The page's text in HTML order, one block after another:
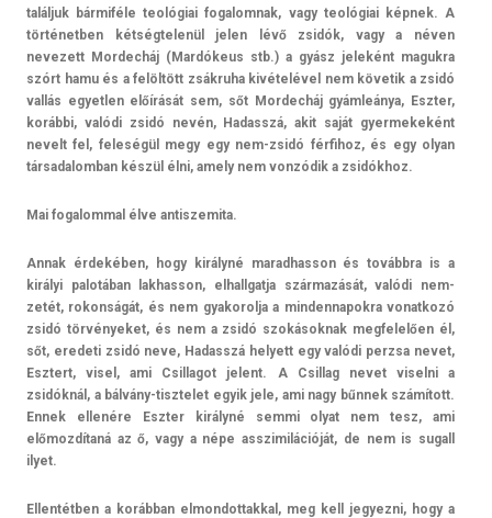
találjuk bármiféle teológiai fogalom­nak, vagy teológiai képnek. A
tör­ténetb­en két­ségtelenül jelen lévő zsidók, vagy a néven
nevezett Mor­decháj (Mardókeus stb.) a gyász jeleként maguk­ra
szórt hamu és a felöltött zsákruha kivételével nem követik a zsidó
vallás egyetl­en előírását sem, sőt Mor­decháj gyámleánya, Eszt­er,
korábbi, valódi zsidó nevén, Hadasszá, akit saját gyer­mekeként
nevelt fel, feleségül megy egy nem-zsidó fér­fihoz, és egy olyan
tár­sadalom­ban készül élni, amely nem vonzódik a zsidókhoz.
Mai fogalomm­al élve anti­szemita.
Annak érdekében, hogy királyné marad­hasson és továbbra is a
királyi palotában lak­hasson, el­hallgat­ja származását, valódi nem­
zetét, rokon­ságát, és nem gyakorol­ja a min­dennapok­ra vonat­kozó
zsidó tör­vényeket, és nem a zsidó szokások­nak meg­felelő­en él,
sőt, eredeti zsidó neve, Hadasszá helyett egy valódi per­zsa nevet,
Esztert, visel, ami Csil­lagot jelent. A Csil­lag nevet visel­ni a
zsidóknál, a bálvány-tisztelet egyik jele, ami nagy bűnnek számított.
Ennek ellenére Eszt­er királyné semmi olyat nem tesz, ami
előmozdítaná az ő, vagy a népe as­szimilációját, de nem is sugall
ilyet.
El­lentétb­en a korábban el­mondot­takk­al, meg kell jegyez­ni, hogy a